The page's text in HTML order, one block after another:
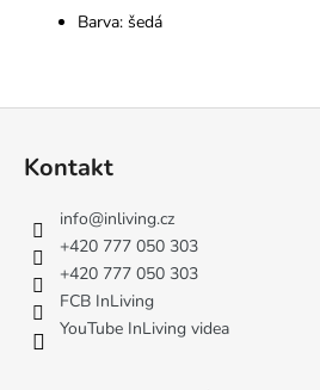
Barva: šedá
Kontakt
info@inliving.cz
+420 777 050 303
+420 777 050 303
FCB InLiving
YouTube InLiving videa